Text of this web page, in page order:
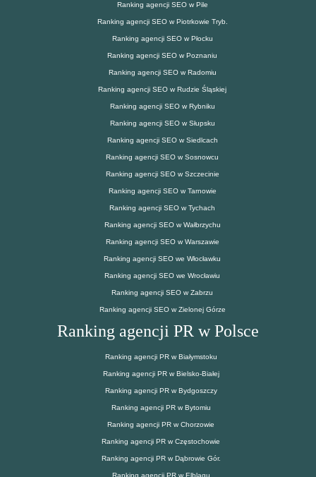
Ranking agencji SEO w Pile
Ranking agencji SEO w Piotrkowie Tryb.
Ranking agencji SEO w Płocku
Ranking agencji SEO w Poznaniu
Ranking agencji SEO w Radomiu
Ranking agencji SEO w Rudzie Śląskiej
Ranking agencji SEO w Rybniku
Ranking agencji SEO w Słupsku
Ranking agencji SEO w Siedlcach
Ranking agencji SEO w Sosnowcu
Ranking agencji SEO w Szczecinie
Ranking agencji SEO w Tarnowie
Ranking agencji SEO w Tychach
Ranking agencji SEO w Wałbrzychu
Ranking agencji SEO w Warszawie
Ranking agencji SEO we Włocławku
Ranking agencji SEO we Wrocławiu
Ranking agencji SEO w Zabrzu
Ranking agencji SEO w Zielonej Górze
Ranking agencji PR w Polsce
Ranking agencji PR w Białymstoku
Ranking agencji PR w Bielsko-Białej
Ranking agencji PR w Bydgoszczy
Ranking agencji PR w Bytomiu
Ranking agencji PR w Chorzowie
Ranking agencji PR w Częstochowie
Ranking agencji PR w Dąbrowie Gór.
Ranking agencji PR w Elblągu